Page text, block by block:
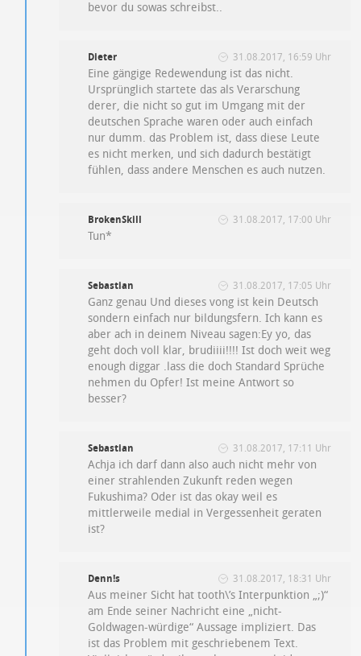
bevor du sowas schreibst..
Dieter 31.08.2017, 16:59 Uhr
Eine gängige Redewendung ist das nicht.
Ursprünglich startete das als Verarschung
derer, die nicht so gut im Umgang mit der
deutschen Sprache waren oder auch einfach
nur dumm. das Problem ist, dass diese Leute
es nicht merken, und sich dadurch bestätigt
fühlen, dass andere Menschen es auch nutzen.
BrokenSkill 31.08.2017, 17:00 Uhr
Tun*
Sebastian 31.08.2017, 17:05 Uhr
Ganz genau Und dieses vong ist kein Deutsch
sondern einfach nur bildungsfern. Ich kann es
aber ach in deinem Niveau sagen:Ey yo, das
geht doch voll klar, brudiiii!!!! Ist doch weit weg
enough diggar .lass die doch Standard Sprüche
nehmen du Opfer! Ist meine Antwort so
besser?
Sebastian 31.08.2017, 17:11 Uhr
Achja ich darf dann also auch nicht mehr von
einer strahlenden Zukunft reden wegen
Fukushima? Oder ist das okay weil es
mittlerweile medial in Vergessenheit geraten
ist?
Denn!s 31.08.2017, 18:31 Uhr
Aus meiner Sicht hat tooth\’s Interpunktion „;)“
am Ende seiner Nachricht eine „nicht-
Goldwagen-würdige“ Aussage impliziert. Das
ist das Problem mit geschriebenem Text.